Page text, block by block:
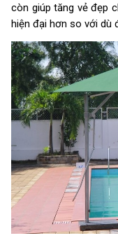
còn giúp tăng vẻ đẹp
hiện đại hơn so với dù